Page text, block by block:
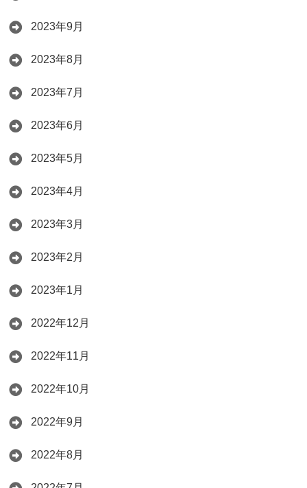
2023年9月
2023年8月
2023年7月
2023年6月
2023年5月
2023年4月
2023年3月
2023年2月
2023年1月
2022年12月
2022年11月
2022年10月
2022年9月
2022年8月